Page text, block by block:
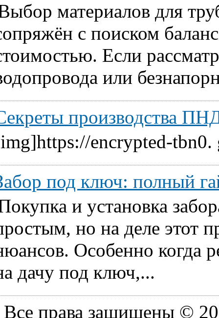
материалов для
с поиском
Если
или
производства
encrypted-tbn0.
под ключ: полный
и установка
но на деле этот
Особенно когда
дачу под ключ,...
Все права защищены ©